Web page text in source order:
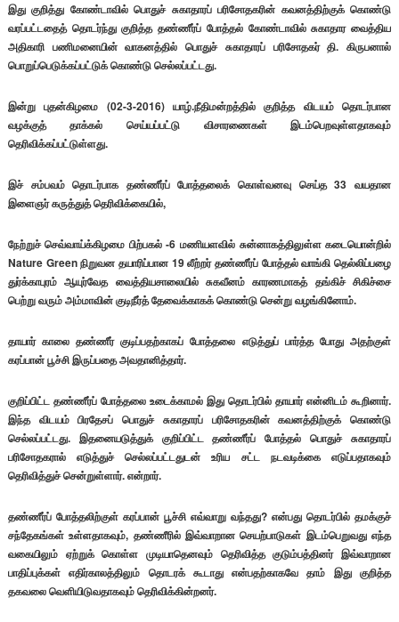
இது குறித்து கோண்டாவில் பொதுச் சுகாதாரப் பரிசோதகரின் கவனத்திற்குக் கொண்டு
வரப்பட்டதைத் தொடர்ந்து குறித்த தண்ணீர்ப் போத்தல் கோண்டாவில் சுகாதார வைத்திய
அதிகாரி பணிமனையின் வாகனத்தில் பொதுச் சுகாதாரப் பரிசோதகர் தி. கிருபனால்
பொறுப்பெடுக்கப்பட்டுக் கொண்டு செல்லப்பட்டது.
இன்று புதன்கிழமை (02-3-2016) யாழ்.நீதிமன்றத்தில் குறித்த விடயம் தொடர்பான
வழக்குத் தாக்கல் செய்யப்பட்டு விசாரணைகள் இடம்பெறவுள்ளதாகவும்
தெரிவிக்கப்பட்டுள்ளது.
இச் சம்பவம் தொடர்பாக தண்ணீர்ப் போத்தலைக் கொள்வனவு செய்த 33 வயதான
இளைஞர் கருத்துத் தெரிவிக்கையில்,
நேற்றுச் செவ்வாய்க்கிழமை பிற்பகல் -6 மணியளவில் சுன்னாகத்திலுள்ள கடையொன்றில்
Nature Green நிறுவன தயாரிப்பான 19 லீற்றர் தண்ணீர்ப் போத்தல் வாங்கி தெல்லிப்பழை
துர்க்காபுரம் ஆயுர்வேத வைத்தியசாலையில் சுகவீனம் காரணமாகத் தங்கிச் சிகிச்சை
பெற்று வரும் அம்மாவின் குடிநீர்த் தேவைக்காகக் கொண்டு சென்று வழங்கினோம்.
தாயார் காலை தண்ணீர் குடிப்பதற்காகப் போத்தலை எடுத்துப் பார்த்த போது அதற்குள்
கரப்பான் பூச்சி இருப்பதை அவதானித்தார்.
குறிப்பிட்ட தண்ணீர்ப் போத்தலை உடைக்காமல் இது தொடர்பில் தாயார் என்னிடம் கூறினார்.
இந்த விடயம் பிரதேசப் பொதுச் சுகாதாரப் பரிசோதகரின் கவனத்திற்குக் கொண்டு
செல்லப்பட்டது. இதனையடுத்துக் குறிப்பிட்ட தண்ணீர்ப் போத்தல் பொதுச் சுகாதாரப்
பரிசோதகரால் எடுத்துச் செல்லப்பட்டதுடன் உரிய சட்ட நடவடிக்கை எடுப்பதாகவும்
தெரிவித்துச் சென்றுள்ளார். என்றார்.
தண்ணீர்ப் போத்தலிற்குள் கரப்பான் பூச்சி எவ்வாறு வந்தது? என்பது தொடர்பில் தமக்குச்
சந்தேகங்கள் உள்ளதாகவும், தண்ணீரில் இவ்வாறான செயற்பாடுகள் இடம்பெறுவது எந்த
வகையிலும் ஏற்றுக் கொள்ள முடியாதெனவும் தெரிவித்த குடும்பத்தினர் இவ்வாறான
பாதிப்புக்கள் எதிர்காலத்திலும் தொடரக் கூடாது என்பதற்காகவே தாம் இது குறித்த
தகவலை வெளியிடுவதாகவும் தெரிவிக்கின்றனர்.